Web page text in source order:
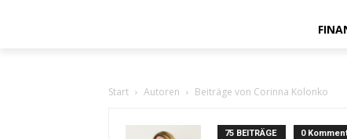
Start Autoren Beiträge von Corinna Kolonko
75 BEITRÄGE 0